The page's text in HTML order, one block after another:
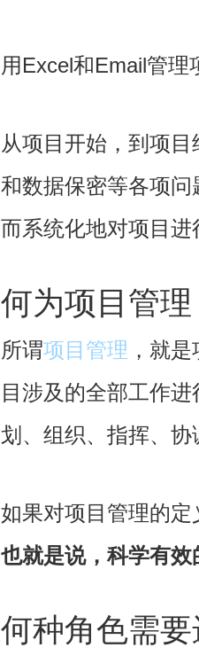
用Excel和Email管理
从项目开始，到项
和数据保密等各项
而系统化地对项目进
何为项目管理
所谓项目管理 ，就
目涉及的全部工作
划、组织、指挥、协
如果对项目管理的定
也就是说，科学有效
何种角色需